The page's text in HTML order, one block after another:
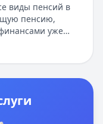
виды пенсий в
пенсию,
уже
до 100 000 рублей
при быстром